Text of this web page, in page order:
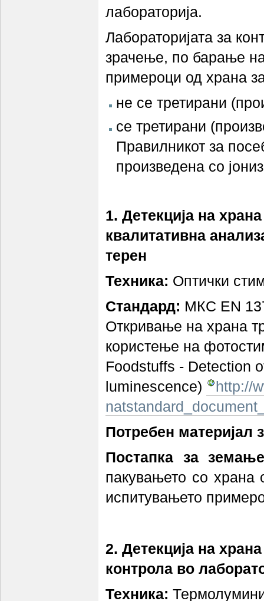
лабораторија.
Лабораторијата за
зрачење, по барање
примероци од храна
не се третирани
се третирани
Правилникот за
произведена со
1. Детекција на
квалитативна
терен
Техника: Оптички
Стандард: МКС EN
Откривање на храна
користење на
Foodstuffs - Detection
luminescence)
http://
Потребен материјал
Постапка за
пакувањето со храна
испитувањето
2. Детекција на
контрола во
Техника: